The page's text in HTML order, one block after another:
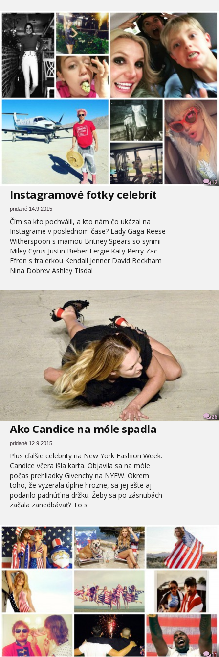
12
Instagramové fotky celebrít
pridané 14.9.2015
Čím sa kto pochválil, a kto nám čo ukázal na
Instagrame v poslednom čase? Lady Gaga Reese
Witherspoon s mamou Britney Spears so synmi
Miley Cyrus Justin Bieber Fergie Katy Perry Zac
Efron s frajerkou Kendall Jenner David Beckham
Nina Dobrev Ashley Tisdal
26
Ako Candice na móle spadla
pridané 12.9.2015
Plus ďalšie celebrity na New York Fashion Week.
Candice včera išla karta. Objavila sa na móle
počas prehliadky Givenchy na NYFW. Okrem
toho, že vyzerala úplne hrozne, sa jej ešte aj
podarilo padnúť na držku. Žeby sa po zásnubách
začala zanedbávať? To si
11